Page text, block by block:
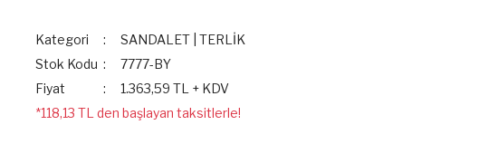
Kategori
SANDALET | TERLİK
Stok Kodu
7777-BY
Fiyat
1.363,59 TL + KDV
*118,13 TL den başlayan taksitlerle!